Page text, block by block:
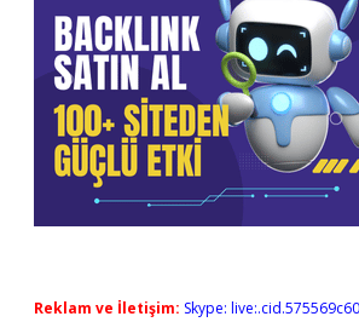
Reklam ve İletişim: Skype: